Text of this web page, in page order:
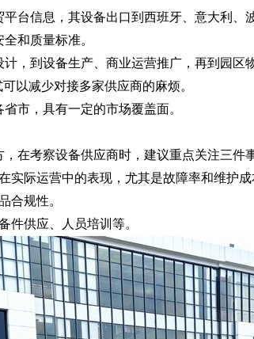
台信息，其设备出口到西班牙、意大利、
和质量标准。
，到设备生产、商业运营推广，再到园区
以减少对接多家供应商的麻烦。
市，具有一定的市场覆盖面。
在考察设备供应商时，建议重点关注三件
实际运营中的表现，尤其是故障率和维护成
合规性。
件供应、人员培训等。